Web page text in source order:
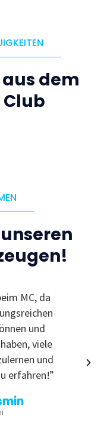
dem
MC, da
und
viele
und
erfahren!”